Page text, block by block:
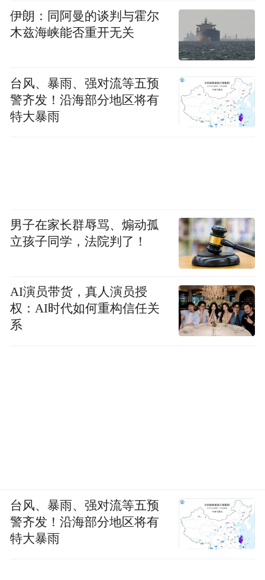
伊朗：同阿曼的谈判与霍尔
木兹海峡能否重开无关
台风、暴雨、强对流等五预
警齐发！沿海部分地区将有
特大暴雨
男子在家长群辱骂、煽动孤
立孩子同学，法院判了！
AI演员带货，真人演员授
权：AI时代如何重构信任关
系
台风、暴雨、强对流等五预
警齐发！沿海部分地区将有
特大暴雨